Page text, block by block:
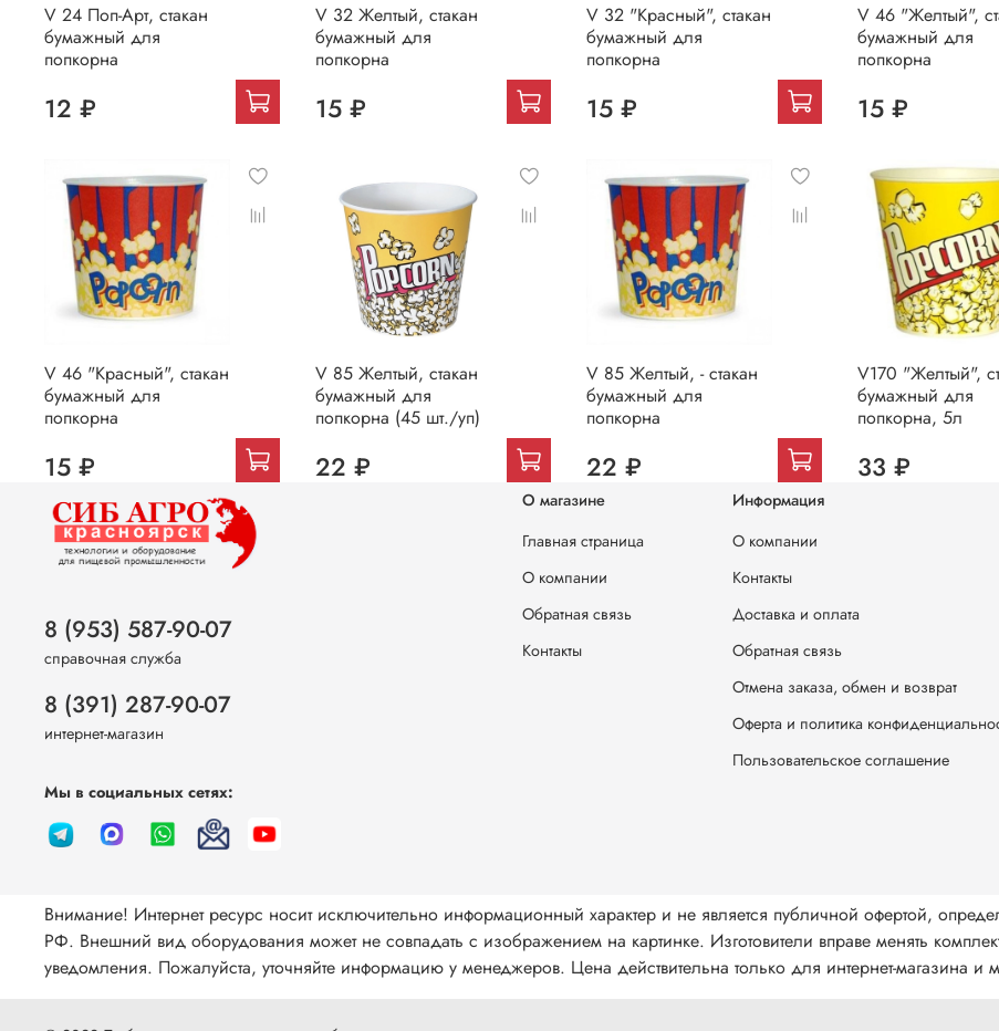
V 24 Поп-Арт, стакан
бумажный для
попкорна
12 ₽
V 32 Желтый, стакан
бумажный для
попкорна
15 ₽
V 32 "Красный", стакан
бумажный для
попкорна
15 ₽
V 46 "Желтый",
бумажный для
попкорна
15 ₽
V 46 "Красный", стакан
бумажный для
попкорна
15 ₽
V 85 Желтый, стакан
бумажный для
попкорна (45 шт./уп)
22 ₽
V 85 Желтый, - стакан
бумажный для
попкорна
22 ₽
V170 "Желтый",
бумажный для
попкорна, 5л
33 ₽
О магазине
Главная страница
О компании
Обратная связь
Контакты
Информация
О компании
Контакты
Доставка и оплата
Обратная связь
Отмена заказа, обмен и возврат
Оферта и политика
Пользовательское соглашение
8 (953) 587-90-07
справочная служба
8 (391) 287-90-07
интернет-магазин
Мы в социальных сетях:
Внимание! Интернет ресурс носит исключительно информационный характер и не является публичной офертой,
РФ. Внешний вид оборудования может не совпадать с изображением на картинке. Изготовители вправе менять
уведомления. Пожалуйста, уточняйте информацию у менеджеров. Цена действительна только для интернет-магазина и